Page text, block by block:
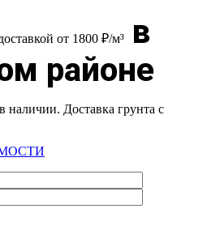
от 1800 ₽/м³
в
районе
наличии. Доставка грунта с